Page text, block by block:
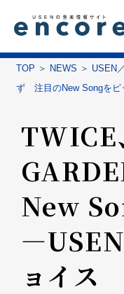
TOP NEWS USEN
ず 注目のNew Songをピ
TWICE
New
―USEN
ョイス